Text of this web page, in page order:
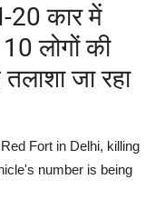
20 कार में
लोगों की
जा रहा
Fort in Delhi, killing
number is being